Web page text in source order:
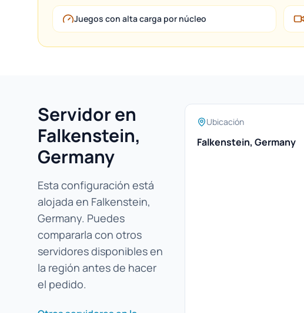
Juegos con alta carga por núcleo
Servidor en
Falkenstein,
Germany
Esta configuración está
alojada en Falkenstein,
Germany. Puedes
compararla con otros
servidores disponibles en
la región antes de hacer
el pedido.
Ubicación
Falkenstein, Germany